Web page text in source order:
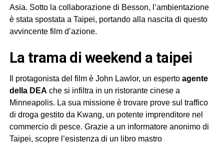
Asia. Sotto la collaborazione di Besson, l’ambientazione
è stata spostata a Taipei, portando alla nascita di questo
avvincente film d’azione.
La trama di weekend a taipei
Il protagonista del film è John Lawlor, un esperto agente
della DEA che si infiltra in un ristorante cinese a
Minneapolis. La sua missione è trovare prove sul traffico
di droga gestito da Kwang, un potente imprenditore nel
commercio di pesce. Grazie a un informatore anonimo di
Taipei, scopre l’esistenza di un libro mastro